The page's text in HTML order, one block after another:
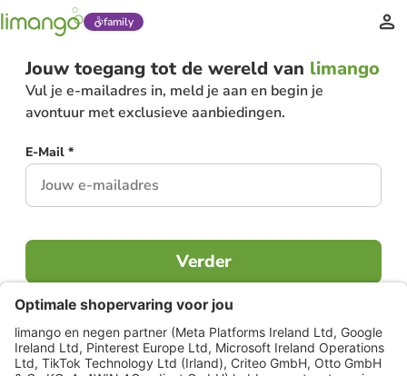
family
Jouw toegang tot de wereld van limango
Vul je e-mailadres in, meld je aan en begin je
avontuur met exclusieve aanbiedingen.
E-Mail *
Verder
Al lid?Inloggen